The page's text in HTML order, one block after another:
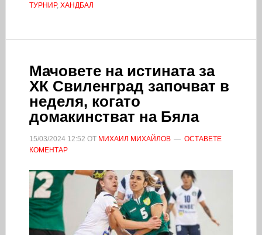
ТУРНИР, ХАНДБАЛ
Мачовете на истината за
ХК Свиленград започват в
неделя, когато
домакинстват на Бяла
15/03/2024 12:52 ОТ МИХАИЛ МИХАЙЛОВ
ОСТАВЕТЕ
КОМЕНТАР